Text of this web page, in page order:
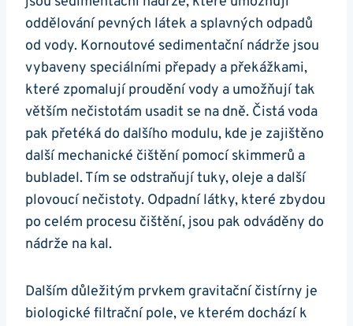
oddělování pevných látek a splavných odpadů
od vody. Kornoutové sedimentační nádrže jsou
vybaveny speciálními přepady a překážkami,
které zpomalují proudění vody a umožňují tak
větším nečistotám usadit se na dně. Čistá voda
pak přetéká do dalšího modulu, kde je zajištěno
další mechanické čištění pomocí skimmerů a
bubladel. Tím se odstraňují tuky, oleje a další
plovoucí nečistoty. Odpadní látky, které zbydou
po celém procesu čištění, jsou pak odváděny do
nádrže na kal.
Dalším důležitým prvkem gravitační čistírny je
biologické filtrační pole, ve kterém dochází k